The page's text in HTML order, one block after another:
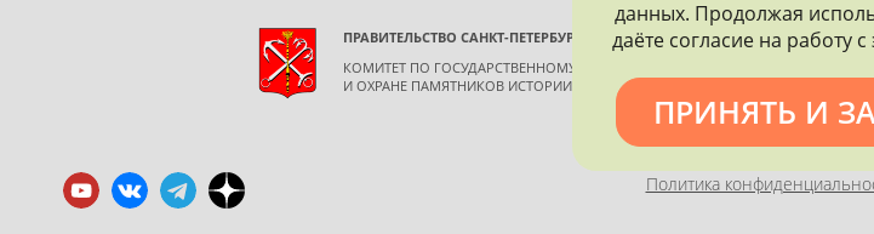
ПРАВИТЕЛЬСТВО САНКТ-ПЕТЕРБУРГА
КОМИТЕТ ПО ГОСУДАРСТВЕННОМУ КОНТРОЛЮ, ИСПОЛЬЗОВАНИЮ
И ОХРАНЕ ПАМЯТНИКОВ ИСТОРИИ И КУЛЬТУРЫ
Политика
данных. Продолжая
даёте согласие на работу
ПРИНЯТЬ И